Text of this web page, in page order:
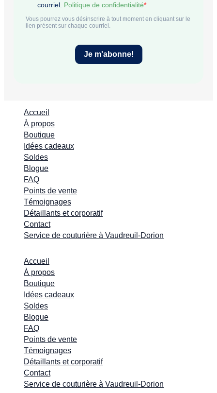
Accueil
À propos
Boutique
Idées cadeaux
Soldes
Blogue
FAQ
Points de vente
Témoignages
Détaillants et corporatif
Contact
Service de couturière à Vaudreuil-Dorion
Accueil
À propos
Boutique
Idées cadeaux
Soldes
Blogue
FAQ
Points de vente
Témoignages
Détaillants et corporatif
Contact
Service de couturière à Vaudreuil-Dorion